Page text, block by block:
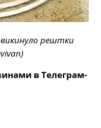
викинуло рештки
в Телеграм-